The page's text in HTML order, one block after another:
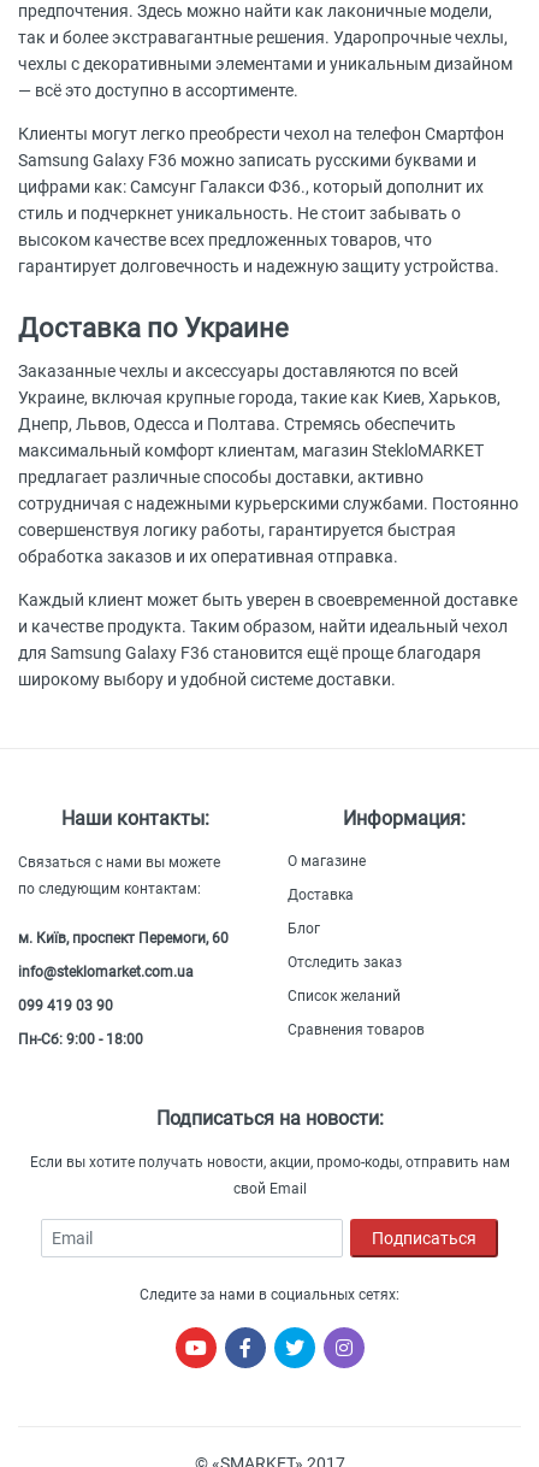
предпочтения. Здесь можно найти как лаконичные модели,
так и более экстравагантные решения. Ударопрочные чехлы,
чехлы с декоративными элементами и уникальным дизайном
— всё это доступно в ассортименте.
Клиенты могут легко преобрести чехол на телефон Смартфон
Samsung Galaxy F36 можно записать русскими буквами и
цифрами как: Самсунг Галакси Ф36., который дополнит их
стиль и подчеркнет уникальность. Не стоит забывать о
высоком качестве всех предложенных товаров, что
гарантирует долговечность и надежную защиту устройства.
Доставка по Украине
Заказанные чехлы и аксессуары доставляются по всей
Украине, включая крупные города, такие как Киев, Харьков,
Днепр, Львов, Одесса и Полтава. Стремясь обеспечить
максимальный комфорт клиентам, магазин StekloMARKET
предлагает различные способы доставки, активно
сотрудничая с надежными курьерскими службами. Постоянно
совершенствуя логику работы, гарантируется быстрая
обработка заказов и их оперативная отправка.
Каждый клиент может быть уверен в своевременной доставке
и качестве продукта. Таким образом, найти идеальный чехол
для Samsung Galaxy F36 становится ещё проще благодаря
широкому выбору и удобной системе доставки.
Наши контакты:
Связаться с нами вы можете
по следующим контактам:
м. Київ, проспект Перемоги, 60
info@steklomarket.com.ua
099 419 03 90
Пн-Сб: 9:00 - 18:00
Информация:
О магазине
Доставка
Блог
Отследить заказ
Список желаний
Сравнения товаров
Подписаться на новости:
Если вы хотите получать новости, акции, промо-коды, отправить нам
свой Email
Email Подписаться
Следите за нами в социальных сетях: